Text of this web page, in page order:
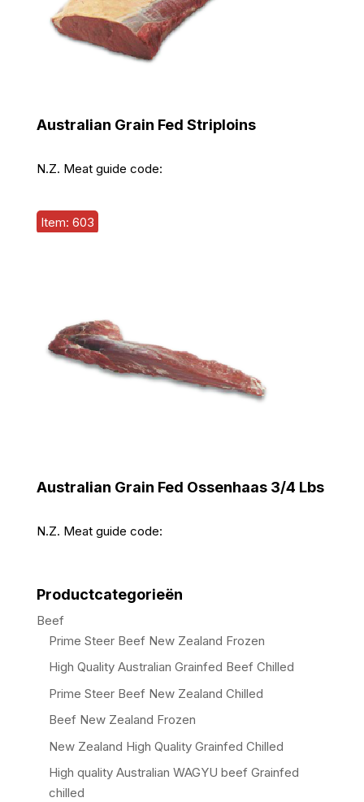
Australian Grain Fed Striploins
N.Z. Meat guide code:
Item: 603
Australian Grain Fed Ossenhaas 3/4 Lbs
N.Z. Meat guide code:
Productcategorieën
Beef
Prime Steer Beef New Zealand Frozen
High Quality Australian Grainfed Beef Chilled
Prime Steer Beef New Zealand Chilled
Beef New Zealand Frozen
New Zealand High Quality Grainfed Chilled
High quality Australian WAGYU beef Grainfed
chilled